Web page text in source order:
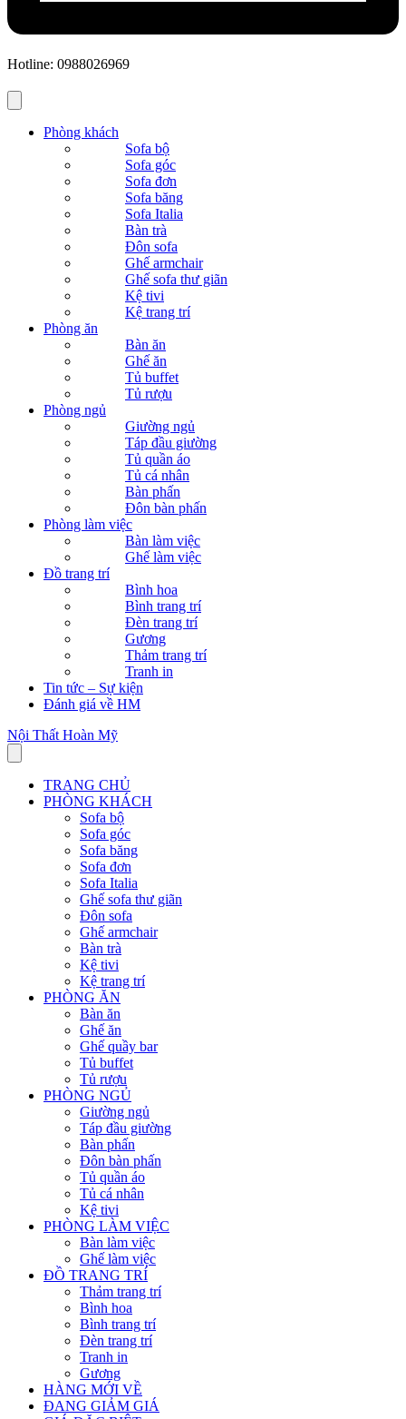
Hotline: 0988026969
Phòng khách
Sofa bộ
Sofa góc
Sofa đơn
Sofa băng
Sofa Italia
Bàn trà
Đôn sofa
Ghế armchair
Ghế sofa thư giãn
Kệ tivi
Kệ trang trí
Phòng ăn
Bàn ăn
Ghế ăn
Tủ buffet
Tủ rượu
Phòng ngủ
Giường ngủ
Táp đầu giường
Tủ quần áo
Tủ cá nhân
Bàn phấn
Đôn bàn phấn
Phòng làm việc
Bàn làm việc
Ghế làm việc
Đồ trang trí
Bình hoa
Bình trang trí
Đèn trang trí
Gương
Thảm trang trí
Tranh in
Tin tức – Sự kiện
Đánh giá về HM
Nội Thất Hoàn Mỹ
TRANG CHỦ
PHÒNG KHÁCH
Sofa bộ
Sofa góc
Sofa băng
Sofa đơn
Sofa Italia
Ghế sofa thư giãn
Đôn sofa
Ghế armchair
Bàn trà
Kệ tivi
Kệ trang trí
PHÒNG ĂN
Bàn ăn
Ghế ăn
Ghế quầy bar
Tủ buffet
Tủ rượu
PHÒNG NGỦ
Giường ngủ
Táp đầu giường
Bàn phấn
Đôn bàn phấn
Tủ quần áo
Tủ cá nhân
Kệ tivi
PHÒNG LÀM VIỆC
Bàn làm việc
Ghế làm việc
ĐỒ TRANG TRÍ
Thảm trang trí
Bình hoa
Bình trang trí
Đèn trang trí
Tranh in
Gương
HÀNG MỚI VỀ
ĐANG GIẢM GIÁ